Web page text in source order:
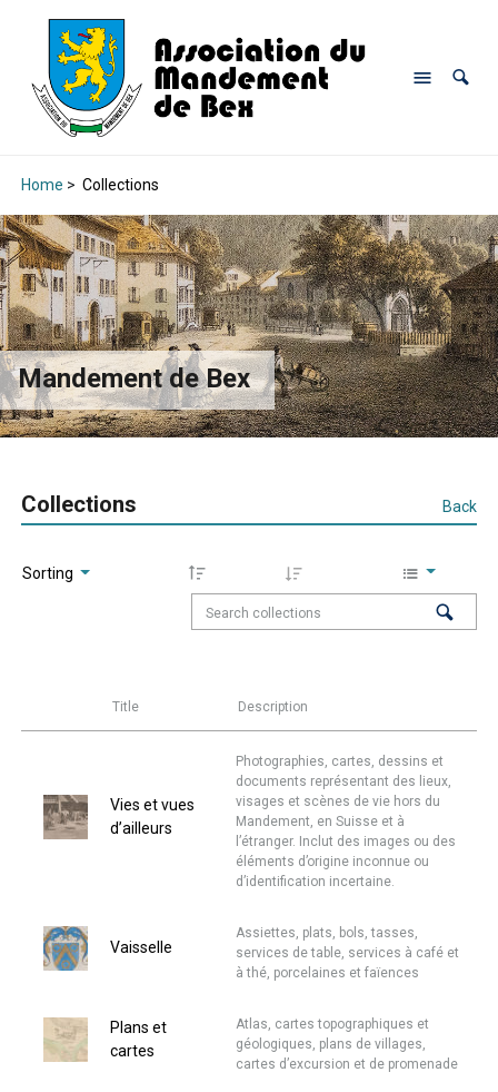
Home > Collections
Mandement de Bex
Collections Back
Sorting
Title Description
Vies et vues
d’ailleurs
Photographies, cartes, dessins et
documents représentant des lieux,
visages et scènes de vie hors du
Mandement, en Suisse et à
l’étranger. Inclut des images ou des
éléments d’origine inconnue ou
d’identification incertaine.
Vaisselle
Assiettes, plats, bols, tasses,
services de table, services à café et
à thé, porcelaines et faïences
Plans et
cartes
Atlas, cartes topographiques et
géologiques, plans de villages,
cartes d’excursion et de promenade